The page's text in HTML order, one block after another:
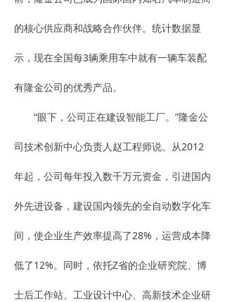
的核心供应商和战略合作伙伴。统计数据显
示，现在全国每3辆乘用车中就有一辆车装配
有隆金公司的优秀产品。
“眼下，公司正在建设智能工厂。”隆金公
司技术创新中心负责人赵工程师说。从2012
年起，公司每年投入数千万元资金，引进国内
外先进设备，建设国内领先的全自动数字化车
间，使企业生产效率提高了28%，运营成本降
低了12%。同时，依托Z省的企业研究院、博
士后工作站、工业设计中心、高新技术企业研